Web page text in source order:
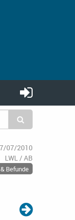
07/2010
LWL / AB
Befunde